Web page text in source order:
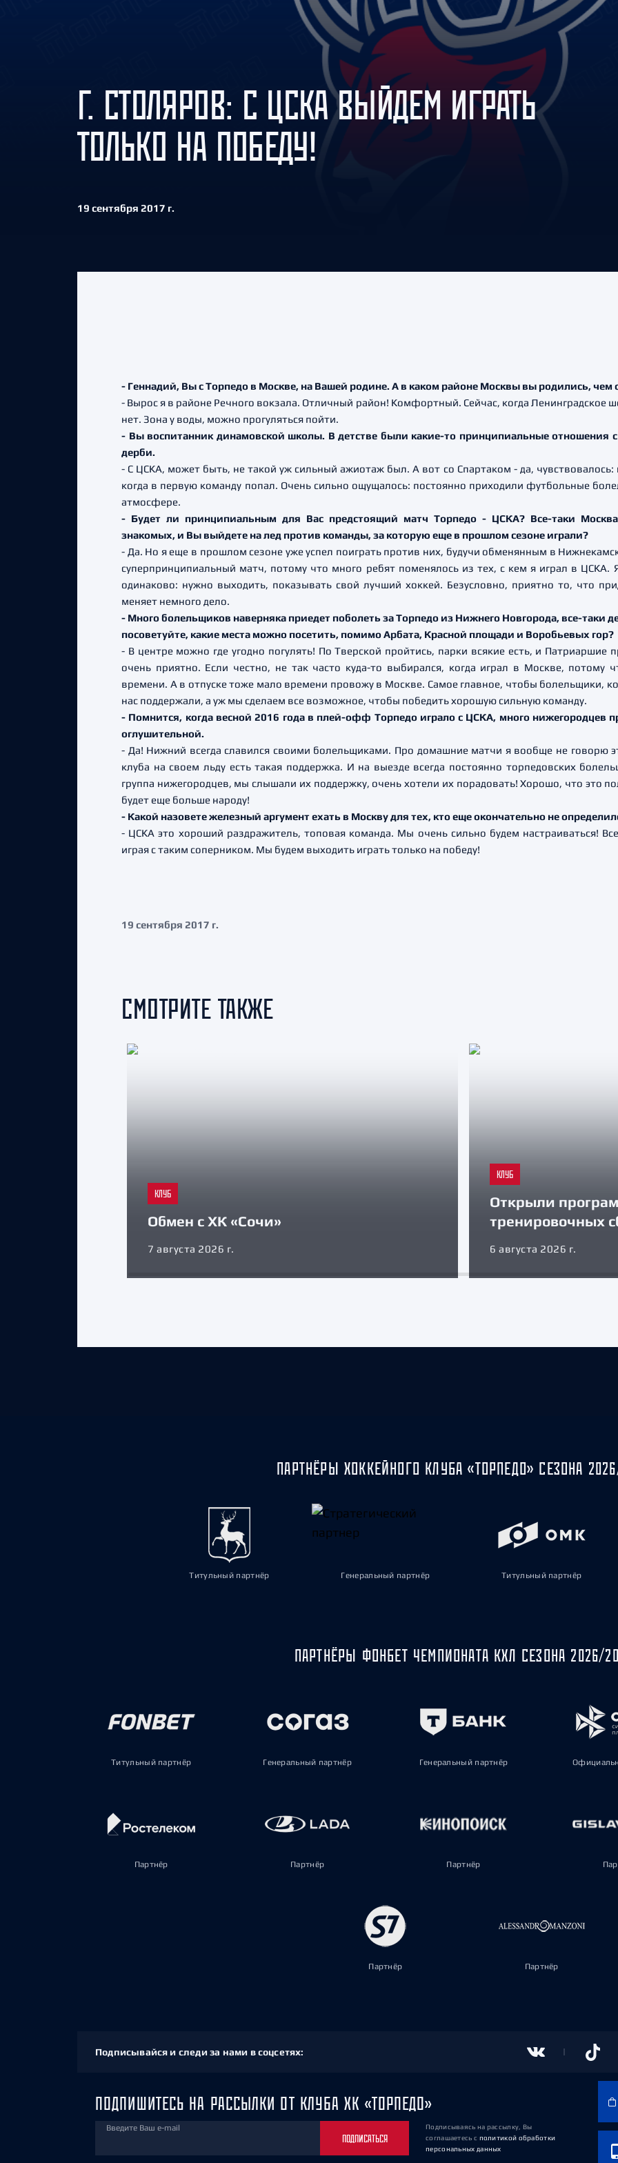
Амур
Барыс
Салават Юлаев
Сибирь
Г. СТОЛЯРОВ: С ЦСКА ВЫЙДЕМ ИГРАТЬ
ТОЛЬКО НА ПОБЕДУ!
19 сентября 2017 г.
- Геннадий, Вы с Торпедо в Москве, на Вашей родине. А в каком районе Москвы вы родились, чем
- Вырос я в районе Речного вокзала. Отличный район! Комфортный. Сейчас, когда Ленинградское
нет. Зона у воды, можно прогуляться пойти.
- Вы воспитанник динамовской школы. В детстве были какие-то принципиальные отношения
дерби.
- С ЦСКА, может быть, не такой уж сильный ажиотаж был. А вот со Спартаком - да,
когда в первую команду попал. Очень сильно ощущалось: постоянно приходили футбольные
атмосфере.
- Будет ли принципиальным для Вас предстоящий матч Торпедо - ЦСКА? Все-таки
знакомых, и Вы выйдете на лед против команды, за которую еще в прошлом сезоне играли?
- Да. Но я еще в прошлом сезоне уже успел поиграть против них, будучи обменянным в
суперпринципиальный матч, потому что много ребят поменялось из тех, с кем я играл в ЦСКА.
одинаково: нужно выходить, показывать свой лучший хоккей. Безусловно, приятно то, что
меняет немного дело.
- Много болельщиков наверняка приедет поболеть за Торпедо из Нижнего Новгорода, все-таки
посоветуйте, какие места можно посетить, помимо Арбата, Красной площади и Воробьевых гор?
- В центре можно где угодно погулять! По Тверской пройтись, парки всякие есть, и Патриаршие
очень приятно. Если честно, не так часто куда-то выбирался, когда играл в Москве, потому
времени. А в отпуске тоже мало времени провожу в Москве. Самое главное, чтобы болельщики,
нас поддержали, а уж мы сделаем все возможное, чтобы победить хорошую сильную команду.
- Помнится, когда весной 2016 года в плей-офф Торпедо играло с ЦСКА, много нижегородцев
оглушительной.
- Да! Нижний всегда славился своими болельщиками. Про домашние матчи я вообще не говорю
клуба на своем льду есть такая поддержка. И на выезде всегда постоянно торпедовских
группа нижегородцев, мы слышали их поддержку, очень хотели их порадовать! Хорошо, что это
будет еще больше народу!
- Какой назовете железный аргумент ехать в Москву для тех, кто еще окончательно не
- ЦСКА это хороший раздражитель, топовая команда. Мы очень сильно будем настраиваться!
играя с таким соперником. Мы будем выходить играть только на победу!
19 сентября 2017 г.
СМОТРИТЕ ТАКЖЕ
КЛУБ
Обмен с ХК «Сочи»
7 августа 2026 г.
КЛУБ
Открыли
тренировочных
6 августа 2026 г.
ПАРТНЁРЫ ХОККЕЙНОГО КЛУБА «ТОРПЕДО» СЕЗОНА
Титульный партнёр Генеральный партнёр Титульный партнёр
ПАРТНЁРЫ ФОНБЕТ ЧЕМПИОНАТА КХЛ СЕЗОНА 2026/
Титульный партнёр Генеральный партнёр Генеральный партнёр
Партнёр Партнёр Партнёр
Партнёр Партнёр
Подписывайся и следи за нами в соцсетях:
ПОДПИШИТЕСЬ НА РАССЫЛКИ ОТ КЛУБА ХК «ТОРПЕДО»
Введите Ваш e-mail
ПОДПИСАТЬСЯ
Подписываясь на рассылку, Вы
соглашаетесь с политикой обработки
персональных данных